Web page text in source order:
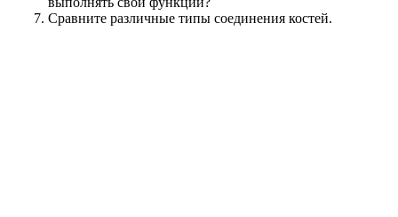
Сравните различные типы соединения костей.